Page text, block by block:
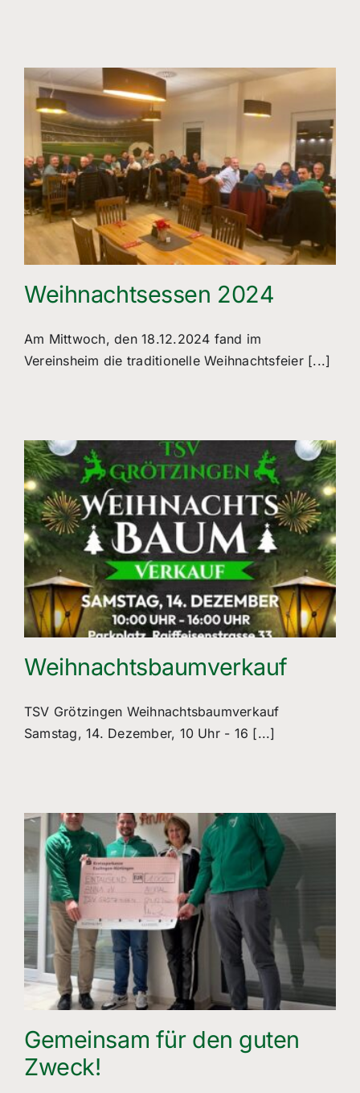
Weihnachtsessen 2024
Am Mittwoch, den 18.12.2024 fand im
Vereinsheim die traditionelle Weihnachtsfeier [...]
Weihnachtsbaumverkauf
TSV Grötzingen Weihnachtsbaumverkauf
Samstag, 14. Dezember, 10 Uhr - 16 [...]
Gemeinsam für den guten
Zweck!